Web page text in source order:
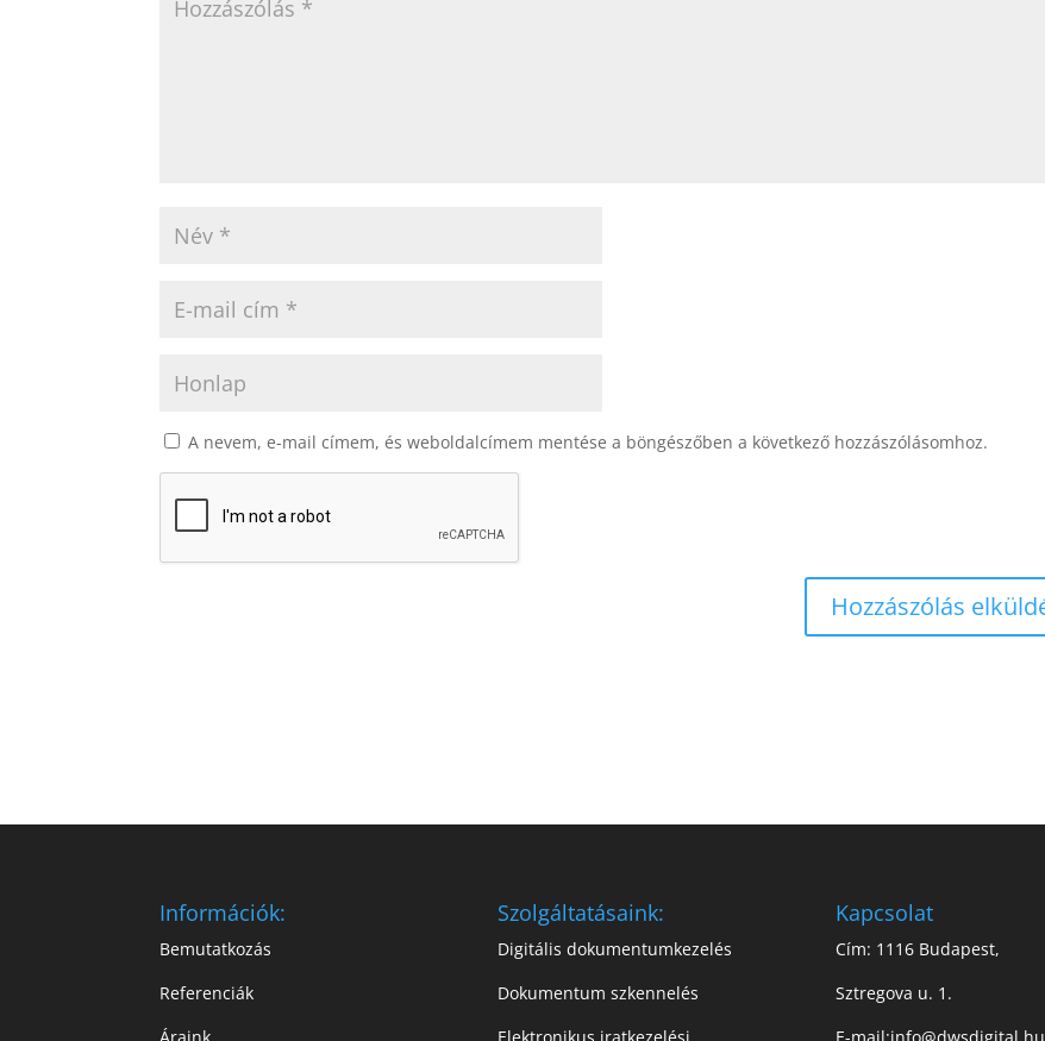
A nevem, e-mail címem, és weboldalcímem mentése a böngészőben a következő hozzászólásomhoz.
Információk:
Bemutatkozás
Referenciák
Áraink
Szolgáltatásaink:
Digitális dokumentumkezelés
Dokumentum szkennelés
Elektronikus iratkezelési
Kapcsolat
Cím: 1116 Budapest,
Sztregova u. 1.
E-mail:info@dwsdigital.hu